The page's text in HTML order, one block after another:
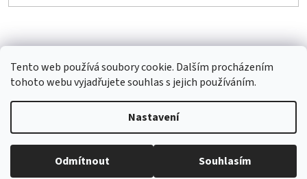
Tento web používá soubory cookie. Dalším procházením
tohoto webu vyjadřujete souhlas s jejich používáním.
Nastavení
Odmítnout Souhlasím
Copyright 2026Perfect Dress EU. Všechna práva vyhrazena.
Upravit nastavení cookies